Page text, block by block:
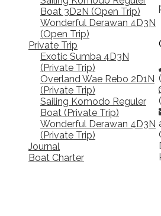
Boat 3D2N (Open Trip)
Wonderful Derawan 4D3N
(Open Trip)
Private Trip
Exotic Sumba 4D3N
(Private Trip)
Overland Wae Rebo 2D1N
(Private Trip)
Sailing Komodo Reguler
Boat (Private Trip)
Wonderful Derawan 4D3N
(Private Trip)
Journal
Boat Charter